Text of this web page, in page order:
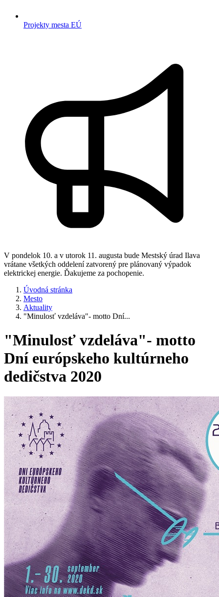
Projekty mesta EÚ
V pondelok 10. a v utorok 11. augusta bude Mestský úrad Ilava
vrátane všetkých oddelení zatvorený pre plánovaný výpadok
elektrickej energie. Ďakujeme za pochopenie.
Úvodná stránka
Mesto
Aktuality
"Minulosť vzdeláva"- motto Dní...
"Minulosť vzdeláva"- motto
Dní európskeho kultúrneho
dedičstva 2020